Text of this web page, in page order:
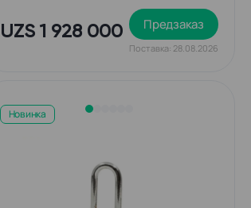
UZS 1 928 000 Предзаказ
Поставка: 28.08.2026
Новинка